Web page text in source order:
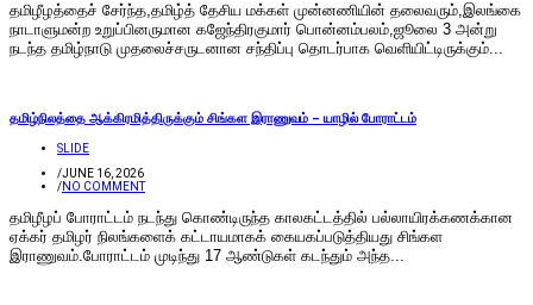
தமிழீழத்தைச் சேர்ந்த,தமிழ்த் தேசிய மக்கள் முன்னணியின் தலைவரும்,இலங்கை
நாடாளுமன்ற உறுப்பினருமான கஜேந்திரகுமார் பொன்னம்பலம்,ஜூலை 3 அன்று
நடந்த தமிழ்நாடு முதலைச்சருடனான சந்திப்பு தொடர்பாக வெளியிட்டிருக்கும்...
தமிழ்நிலத்தை ஆக்கிரமித்திருக்கும் சிங்கள இராணுவம் – யாழில் போராட்டம்
SLIDE
/JUNE 16, 2026
/NO COMMENT
தமிழீழப் போராட்டம் நடந்து கொண்டிருந்த காலகட்டத்தில் பல்லாயிரக்கணக்கான
ஏக்கர் தமிழர் நிலங்களைக் கட்டாயமாகக் கையகப்படுத்தியது சிங்கள
இராணுவம்.போராட்டம் முடிந்து 17 ஆண்டுகள் கடந்தும் அந்த...